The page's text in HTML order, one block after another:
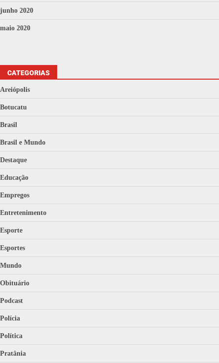
junho 2020
maio 2020
CATEGORIAS
Areiópolis
Botucatu
Brasil
Brasil e Mundo
Destaque
Educação
Empregos
Entretenimento
Esporte
Esportes
Mundo
Obituário
Podcast
Polícia
Política
Pratânia